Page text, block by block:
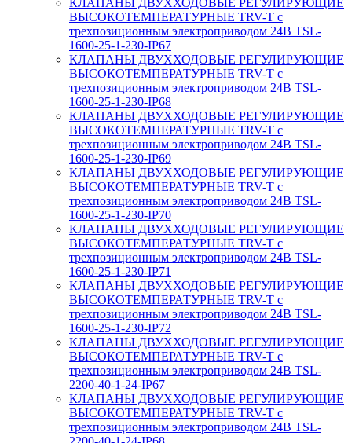
КЛАПАНЫ ДВУХХОДОВЫЕ РЕГУЛИРУЮЩИЕ
ВЫСОКОТЕМПЕРАТУРНЫЕ TRV-T с
трехпозиционным электроприводом 24В TSL-
1600-25-1-230-IP67
КЛАПАНЫ ДВУХХОДОВЫЕ РЕГУЛИРУЮЩИЕ
ВЫСОКОТЕМПЕРАТУРНЫЕ TRV-T с
трехпозиционным электроприводом 24В TSL-
1600-25-1-230-IP68
КЛАПАНЫ ДВУХХОДОВЫЕ РЕГУЛИРУЮЩИЕ
ВЫСОКОТЕМПЕРАТУРНЫЕ TRV-T с
трехпозиционным электроприводом 24В TSL-
1600-25-1-230-IP69
КЛАПАНЫ ДВУХХОДОВЫЕ РЕГУЛИРУЮЩИЕ
ВЫСОКОТЕМПЕРАТУРНЫЕ TRV-T с
трехпозиционным электроприводом 24В TSL-
1600-25-1-230-IP70
КЛАПАНЫ ДВУХХОДОВЫЕ РЕГУЛИРУЮЩИЕ
ВЫСОКОТЕМПЕРАТУРНЫЕ TRV-T с
трехпозиционным электроприводом 24В TSL-
1600-25-1-230-IP71
КЛАПАНЫ ДВУХХОДОВЫЕ РЕГУЛИРУЮЩИЕ
ВЫСОКОТЕМПЕРАТУРНЫЕ TRV-T с
трехпозиционным электроприводом 24В TSL-
1600-25-1-230-IP72
КЛАПАНЫ ДВУХХОДОВЫЕ РЕГУЛИРУЮЩИЕ
ВЫСОКОТЕМПЕРАТУРНЫЕ TRV-T с
трехпозиционным электроприводом 24В TSL-
2200-40-1-24-IP67
КЛАПАНЫ ДВУХХОДОВЫЕ РЕГУЛИРУЮЩИЕ
ВЫСОКОТЕМПЕРАТУРНЫЕ TRV-T с
трехпозиционным электроприводом 24В TSL-